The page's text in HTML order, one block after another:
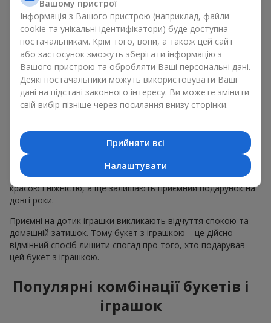
певних випадках. Такий подарунок букет з іграшкою
підкреслює щиру турботу, затишок та бажання зробити
людині приємно. Наflowers.uaможна знайти різноманітні
пропозиції на будь-який смак та бюджет, щоб зробити
подарунок в м. Мирівка незабутнім.
Як м’яка іграшка підкреслює
емоції разом із квітами
Таке поєднання подвоює емоції та дає можливість
оновлювати їх в пам’яті, кожен раз, коли плюшевий
приятель потрапляє у поле зору Разом букет з іграшкою
працюють ідеально. Квіти та іграшка створюють баланс між
красою і ніжністю, а ще залишають приємний подарунок на
довгі роки.
Приємні на дотик іграшки викликають відчуття спокою та
домашній затишок. Тому букет з іграшкою – це дійсно
відмінний спосіб лишити спогад про того, хто подарував
цей букет з іграшкою.
Популярні комбінації букетів і
іграшок
Вашому пристрої
Інформація з Вашого пристрою (наприклад, файли
cookie та унікальні ідентифікатори) буде доступна
постачальникам. Крім того, вони, а також цей сайт
або застосунок зможуть зберігати інформацію з
Вашого пристрою та обробляти Ваші персональні дані.
Деякі постачальники можуть використовувати Ваші
дані на підставі законного інтересу. Ви можете змінити
свій вибір пізніше через посилання внизу сторінки.
Прийняти всі
Налаштувати